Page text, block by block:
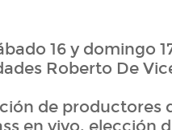
16 y domingo
Roberto De
de productores
en vivo, elección